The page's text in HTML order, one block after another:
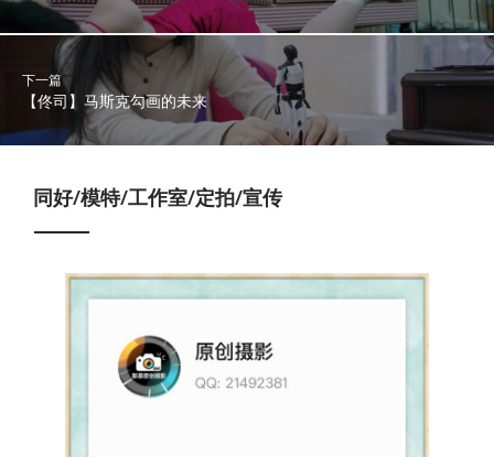
下一篇
【佟司】马斯克勾画的未来
同好/模特/工作室/定拍/宣传